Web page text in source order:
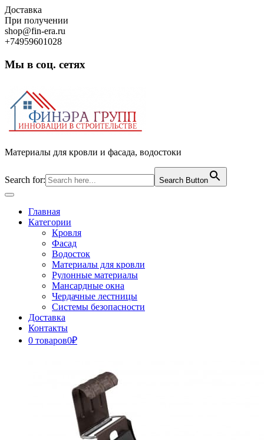
Skip
to
content
Доставка
При получении
shop@fin-era.ru
+74959601028
Мы в соц. сетях
Материалы для кровли и фасада, водостоки
Search for: Search Button
Open
ButtonГлавная
Категории
Кровля
Фасад
Водосток
Материалы для кровли
Рулонные материалы
Мансардные окна
Чердачные лестницы
Системы безопасности
Доставка
Контакты
0 товаров0₽